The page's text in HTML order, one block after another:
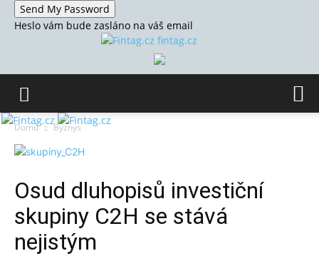
Heslo vám bude zasláno na váš email
fintag.cz
Domů Byznys
Osud dluhopisů investiční
skupiny C2H se stává
nejistým